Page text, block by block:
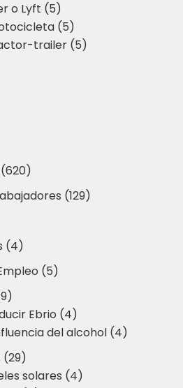
o Lyft (5)
(5)
trailer (5)
(620)
(129)
(4)
(5)
Ebrio (4)
del alcohol (4)
(29)
solares (4)